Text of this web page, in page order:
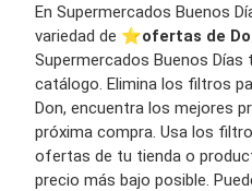
En Supermercados Buenos
variedad de ⭐️ofertas de
Supermercados Buenos
catálogo. Elimina los filtros
Don, encuentra los mejores
próxima compra. Usa los
ofertas de tu tienda o
precio más bajo posible.